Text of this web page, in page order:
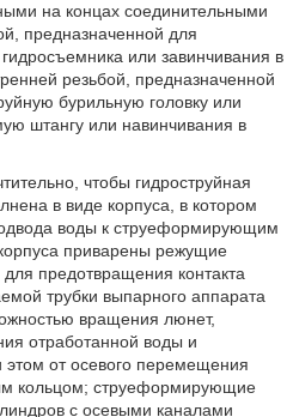
на концах соединительными
предназначенной для
или завинчивания в
резьбой, предназначенной
бурильную головку или
штангу или навинчивания в
чтобы гидроструйная
в виде корпуса, в котором
воды к струеформирующим
приварены режущие
предотвращения контакта
трубки выпарного аппарата
вращения люнет,
отработанной воды и
от осевого перемещения
кольцом; струеформирующие
с осевыми каналами